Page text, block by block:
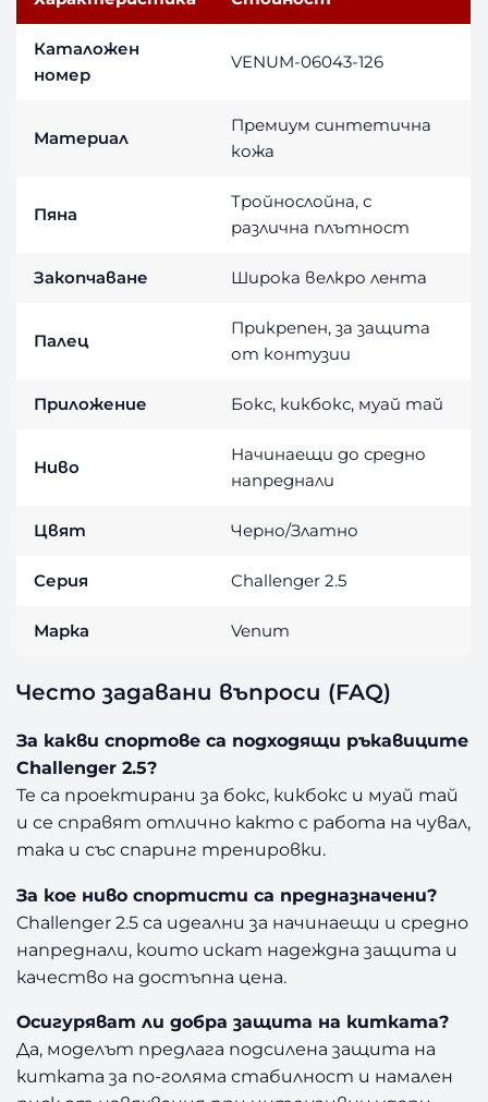
Каталожен
номер
VENUM-06043-126
Материал
Премиум синтетична
кожа
Пяна
Тройнослойна, с
различна плътност
Закопчаване Широка велкро лента
Палец
Прикрепен, за защита
от контузии
Приложение Бокс, кикбокс, муай тай
Ниво
Начинаещи до средно
напреднали
Цвят Черно/Златно
Серия Challenger 2.5
Марка Venum
Често задавани въпроси (FAQ)
За какви спортове са подходящи ръкавиците
Challenger 2.5?
Те са проектирани за бокс, кикбокс и муай тай
и се справят отлично както с работа на чувал,
така и със спаринг тренировки.
За кое ниво спортисти са предназначени?
Challenger 2.5 са идеални за начинаещи и средно
напреднали, които искат надеждна защита и
качество на достъпна цена.
Осигуряват ли добра защита на китката?
Да, моделът предлага подсилена защита на
китката за по-голяма стабилност и намален